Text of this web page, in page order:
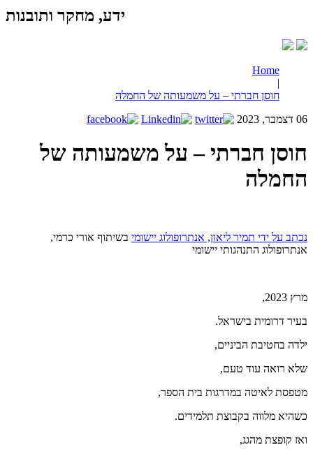
ידע, מחקר ותובנות
Home
|
חוסן חברתי – על משמעותה של החמלה
06 דצמבר, 2023
חוסן חברתי – על משמעותה של
החמלה
נכתב על ידי תמיר ליאון, אנתרופולוג יישומי בשיתוף אורי כרמי,
אנתרופולוג התנהגותי יישומי
מרץ 2023,
בעיר דרומית בישראל.
ילדה בחטיבת הביניים,
שלא רואה עוד טעם,
מטפסת לאיטה במדרגות בית הספר,
כשהיא מלווה בקבוצת תלמידים.
ואז קופצת מהגג,